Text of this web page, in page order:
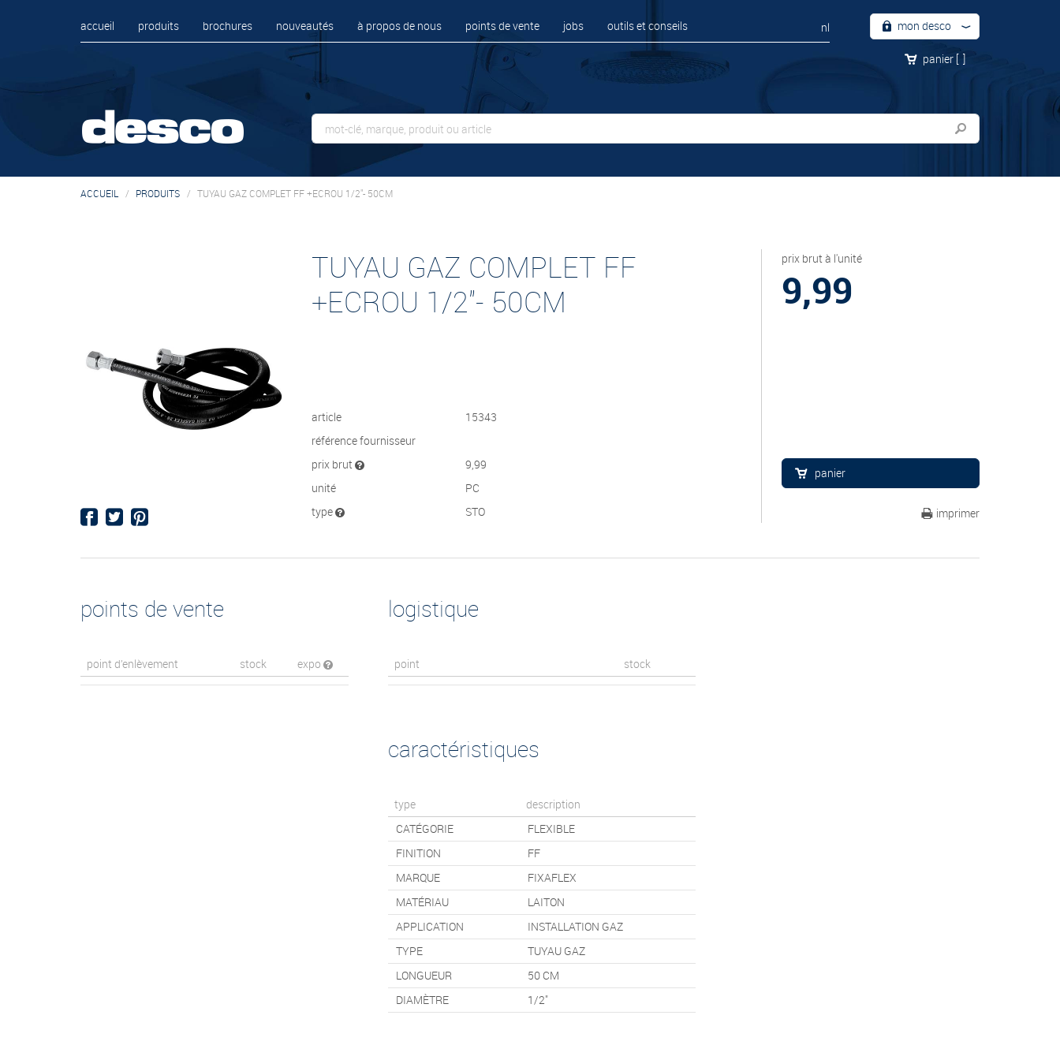
accueil produits brochures nouveautés à propos de nous points de vente jobs outils et conseils nl mon desco
panier [ ]
ACCUEIL PRODUITS TUYAU GAZ COMPLET FF +ECROU 1/2"- 50CM
TUYAU GAZ COMPLET FF
+ECROU 1/2"- 50CM
article
15343
référence fournisseur
prix brut
9,99
unité
PC
type
STO
prix brut à l'unité
9,99
panier
imprimer
points de vente
point d’enlèvement stock expo
logistique
point stock
caractéristiques
type
description
CATÉGORIE
FLEXIBLE
FINITION
FF
MARQUE
FIXAFLEX
MATÉRIAU
LAITON
APPLICATION
INSTALLATION GAZ
TYPE
TUYAU GAZ
LONGUEUR
50 CM
DIAMÈTRE
1/2"